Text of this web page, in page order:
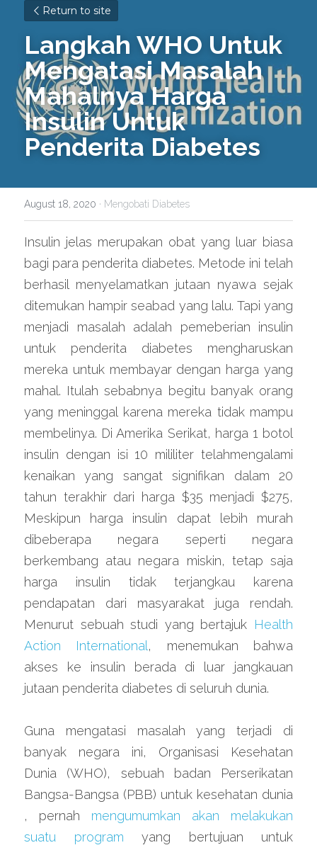
Return to site
Langkah WHO Untuk
Mengatasi Masalah
Mahalnya Harga
Insulin Untuk
Penderita Diabetes
August 18, 2020 · Mengobati Diabetes
Insulin jelas merupakan obat yang luar biasa
bagi para penderita diabetes. Metode ini telah
berhasil menyelamatkan jutaan nyawa sejak
ditemukan hampir seabad yang lalu. Tapi yang
menjadi masalah adalah pemeberian insulin
untuk penderita diabetes mengharuskan
mereka untuk membayar dengan harga yang
mahal. Itulah sebabnya begitu banyak orang
yang meninggal karena mereka tidak mampu
membelinya. Di Amerika Serikat, harga 1 botol
insulin dengan isi 10 mililiter telahmengalami
kenaikan yang sangat signifikan dalam 20
tahun terakhir dari harga $35 menjadi $275,
Meskipun harga insulin dapat lebih murah
dibeberapa negara seperti negara
berkembang atau negara miskin, tetap saja
harga insulin tidak terjangkau karena
pendapatan dari masyarakat juga rendah.
Menurut sebuah studi yang bertajuk Health
Action International , menemukan bahwa
akses ke insulin berada di luar jangkauan
jutaan penderita diabetes di seluruh dunia.
Guna mengatasi masalah yang terjadi di
banyak negara ini, Organisasi Kesehatan
Dunia (WHO), sebuah badan Perserikatan
Bangsa-Bangsa (PBB) untuk kesehatan dunia
, pernah mengumumkan akan melakukan
suatu program yang bertujuan untuk